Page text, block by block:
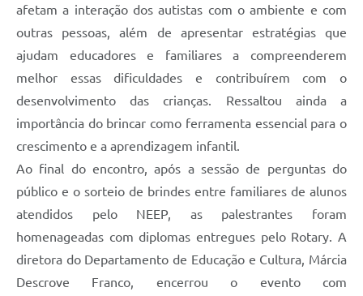
afetam a interação dos autistas com o ambiente e com
outras pessoas, além de apresentar estratégias que
ajudam educadores e familiares a compreenderem
melhor essas dificuldades e contribuírem com o
desenvolvimento das crianças. Ressaltou ainda a
importância do brincar como ferramenta essencial para o
crescimento e a aprendizagem infantil.
Ao final do encontro, após a sessão de perguntas do
público e o sorteio de brindes entre familiares de alunos
atendidos pelo NEEP, as palestrantes foram
homenageadas com diplomas entregues pelo Rotary. A
diretora do Departamento de Educação e Cultura, Márcia
Descrove Franco, encerrou o evento com